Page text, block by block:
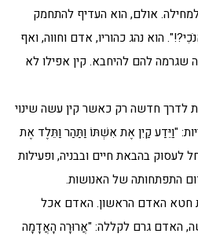
אולם, הוא העדיף להתחמק
הוא נהג כהוריו, אדם וחווה, ואף
שגרמה להם להיחבא. קין אפילו לא
לדרך חדשה רק כאשר קין עשה שינוי
"וַיֵּדַע קַיִן אֶת אִשְׁתּוֹ וַתַּהַר וַתֵּלֶד אֶת
לעסוק בהבאת חיים ובבניה, ופעילות
התפתחותה של האנושות.
חטא האדם הראשון. האדם אכל
האדם גרם לקללה: "אֲרוּרָה הָאֲדָמָה